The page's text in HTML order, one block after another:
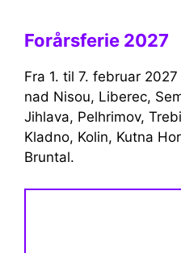
Forårsferie 2027
Fra 1. til 7. februar
nad Nisou, Liberec,
Jihlava, Pelhrimov,
Kladno, Kolin, Kutna
Bruntal.